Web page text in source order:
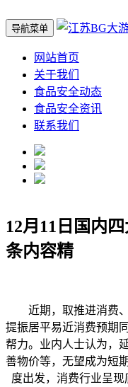
导航菜单
网站首页
关于我们
食品安全动态
食品安全资讯
联系我们
12月11日国内
条内容精
近期，取推进消费、
提振居平易近消费预期
帮力。业内人士认为，
善物价等，无望成为短
度出发，消费行业呈